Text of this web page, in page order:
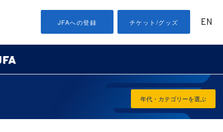
JFAへの登録 チケット/グッズ EN
年代・カテゴリーを選ぶ